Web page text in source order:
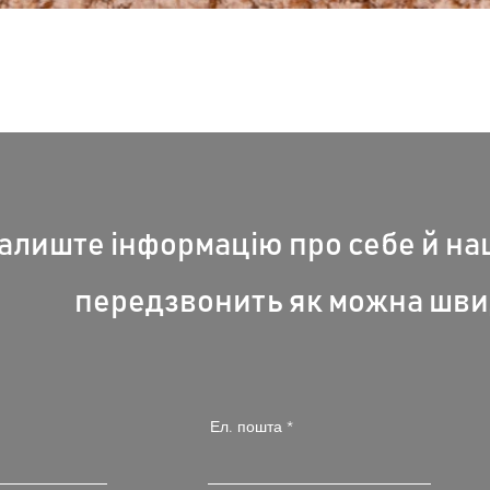
інформацію про себе й
передзвонить як можна
Ел. пошта